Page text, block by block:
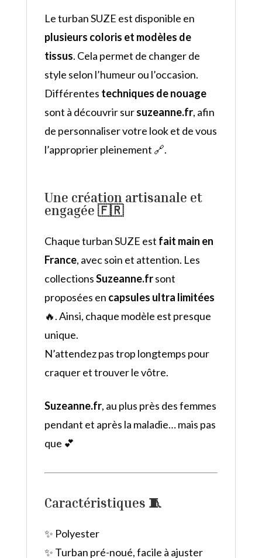
Le turban SUZE est disponible en
plusieurs coloris et modèles de
tissus. Cela permet de changer de
style selon l’humeur ou l’occasion.
Différentes techniques de nouage
sont à découvrir sursuzeanne.fr, afin
de personnaliser votre look et de vous
l’approprier pleinement 🔗.
Une création artisanale et
engagée 🇫🇷
Chaque turban SUZE est fait main en
France, avec soin et attention. Les
collectionsSuzeanne.frsont
proposées en capsules ultra limitées
🔥. Ainsi, chaque modèle est presque
unique.
N’attendez pas trop longtemps pour
craquer et trouver le vôtre.
Suzeanne.fr, au plus près des femmes
pendant et après la maladie… mais pas
que 💕
Caractéristiques 🧵
✨ Polyester
✨ Turban pré-noué, facile à ajuster